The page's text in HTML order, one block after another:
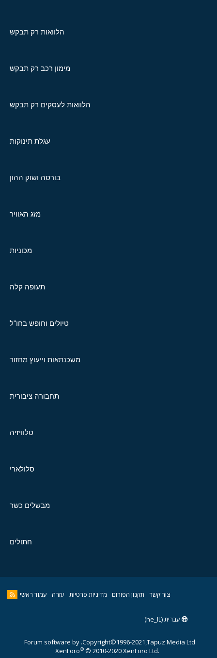
הלוואות רק תבקש
מימון רכב רק תבקש
הלוואות לעסקים רק תבקש
עגלת תינוקות
בורסה ושוק ההון
מזג האוויר
מכוניות
תעופה קלה
טיולים וחופש בחו"ל
משכנתאות וייעוץ מחזור
תחבורה ציבורית
טלוויזיה
סלולארי
מבשלים כשר
חתולים
צור קשר תקנון הפורום מדיניות פרטיות עזרה עמוד ראשי
עברית (he_IL)
Copyright©1996-2021,Tapuz Media Ltd.
Forum software by
XenForo® © 2010-2020 XenForo Ltd.